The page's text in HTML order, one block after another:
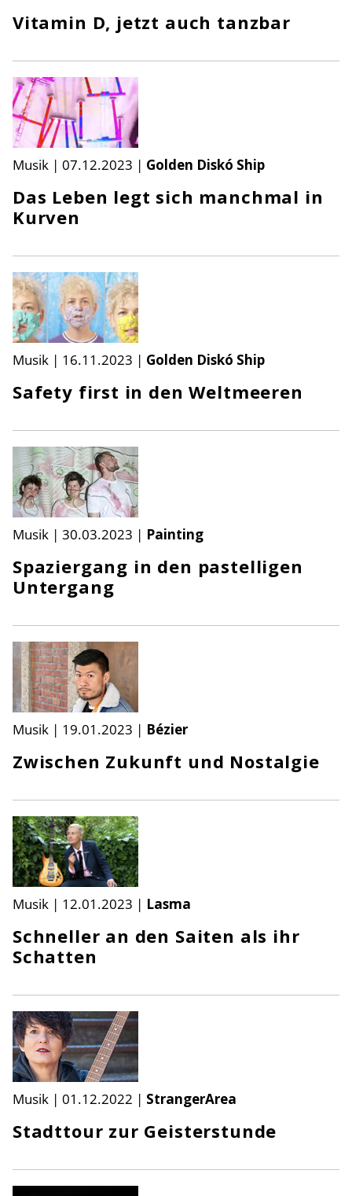
Vitamin D, jetzt auch tanzbar
Musik | 07.12.2023 | Golden Diskó Ship
Das Leben legt sich manchmal in
Kurven
Musik | 16.11.2023 | Golden Diskó Ship
Safety first in den Weltmeeren
Musik | 30.03.2023 | Painting
Spaziergang in den pastelligen
Untergang
Musik | 19.01.2023 | Bézier
Zwischen Zukunft und Nostalgie
Musik | 12.01.2023 | Lasma
Schneller an den Saiten als ihr
Schatten
Musik | 01.12.2022 | StrangerArea
Stadttour zur Geisterstunde